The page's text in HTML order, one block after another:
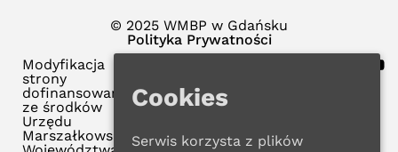
© 2025 WMBP w Gdańsku
Polityka Prywatności
Modyfikacja
strony
dofinansowana
ze środków
Urzędu
Marszałkowskiego
Cookies
Serwis korzysta z plików